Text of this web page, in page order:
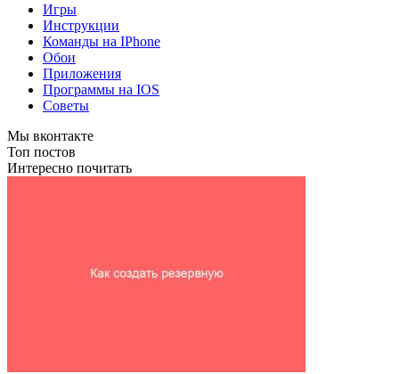
Игры
Инструкции
Команды на IPhone
Обои
Приложения
Программы на IOS
Советы
Мы вконтакте
Топ постов
Интересно почитать